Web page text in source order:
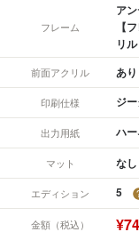
フレーム
ア
【
リ
前面アクリル あり
印刷仕様 ジ
出力用紙 ハ
マット なし
エディション 5
金額（税込）